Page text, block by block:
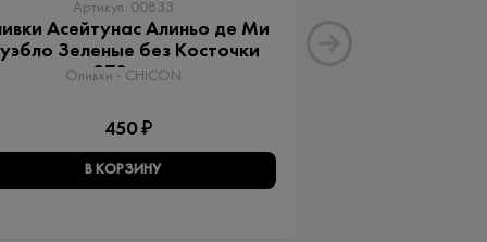
Артикул: 00833
Асейтунас Алиньо де Ми
Зеленые без Косточки
370 мл
Оливки - CHICON
450 ₽
В КОРЗИНУ